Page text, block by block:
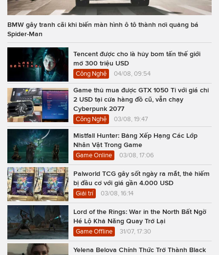
BMW gây tranh cãi khi biến màn hình ô tô thành nơi quảng bá
Spider-Man
Tencent được cho là hủy bom tấn thế giới
mở 300 triệu USD
Công Nghệ 04/08, 09:54
Game thủ mua được GTX 1050 Ti với giá chỉ
2 USD tại cửa hàng đồ cũ, vẫn chạy
Cyberpunk 2077
Công Nghệ 03/08, 19:47
Mistfall Hunter: Bảng Xếp Hạng Các Lớp
Nhân Vật Trong Game
Game Online 03/08, 17:06
Palworld TCG gây sốt ngày ra mắt, thẻ hiếm
bị đầu cơ với giá gần 4.000 USD
Giải trí 03/08, 16:14
Lord of the Rings: War in the North Bất Ngờ
Hé Lộ Khả Năng Quay Trở Lại
Game Offline 31/07, 17:30
Yelena Belova Chính Thức Trở Thành Black